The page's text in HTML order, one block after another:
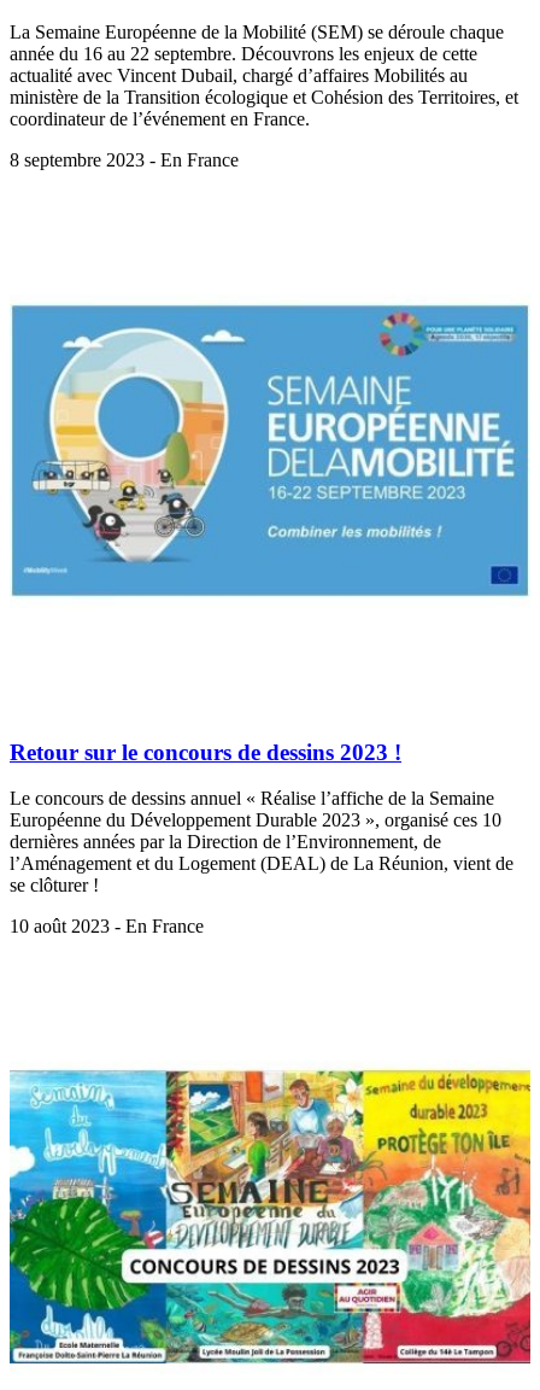
La Semaine Européenne de la Mobilité (SEM) se déroule chaque
année du 16 au 22 septembre. Découvrons les enjeux de cette
actualité avec Vincent Dubail, chargé d’affaires Mobilités au
ministère de la Transition écologique et Cohésion des Territoires, et
coordinateur de l’événement en France.
8 septembre 2023 - En France
Retour sur le concours de dessins 2023 !
Le concours de dessins annuel « Réalise l’affiche de la Semaine
Européenne du Développement Durable 2023 », organisé ces 10
dernières années par la Direction de l’Environnement, de
l’Aménagement et du Logement (DEAL) de La Réunion, vient de
se clôturer !
10 août 2023 - En France